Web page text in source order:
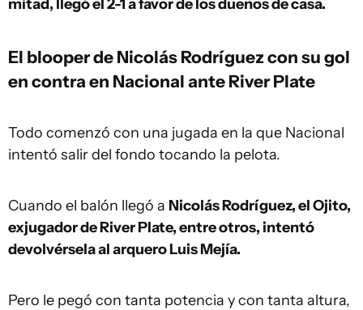
mitad, llegó el 2-1 a favor de los dueños de casa.
El blooper de Nicolás Rodríguez con su gol
en contra en Nacional ante River Plate
Todo comenzó con una jugada en la que Nacional
intentó salir del fondo tocando la pelota.
Cuando el balón llegó a Nicolás Rodríguez, el Ojito,
exjugador de River Plate, entre otros, intentó
devolvérsela al arquero Luis Mejía.
Pero le pegó con tanta potencia y con tanta altura,